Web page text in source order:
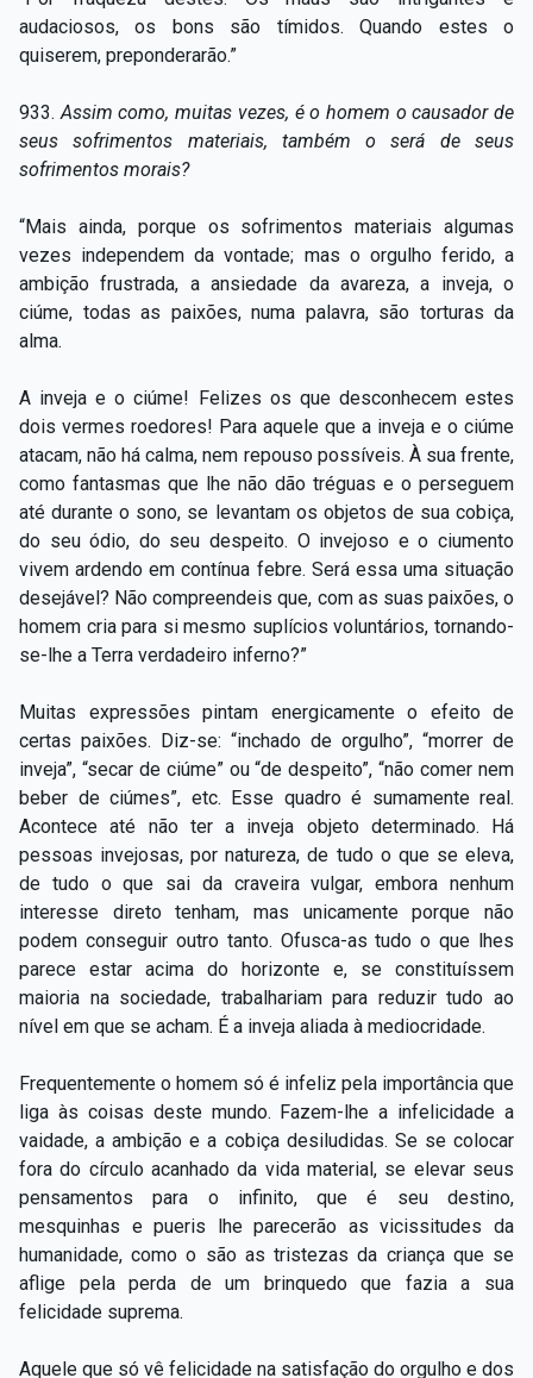
audaciosos, os bons são tímidos. Quando estes o
quiserem, preponderarão.”
933. Assim como, muitas vezes, é o homem o causador de
seus sofrimentos materiais, também o será de seus
sofrimentos morais?
“Mais ainda, porque os sofrimentos materiais algumas
vezes independem da vontade; mas o orgulho ferido, a
ambição frustrada, a ansiedade da avareza, a inveja, o
ciúme, todas as paixões, numa palavra, são torturas da
alma.
A inveja e o ciúme! Felizes os que desconhecem estes
dois vermes roedores! Para aquele que a inveja e o ciúme
atacam, não há calma, nem repouso possíveis. À sua frente,
como fantasmas que lhe não dão tréguas e o perseguem
até durante o sono, se levantam os objetos de sua cobiça,
do seu ódio, do seu despeito. O invejoso e o ciumento
vivem ardendo em contínua febre. Será essa uma situação
desejável? Não compreendeis que, com as suas paixões, o
homem cria para si mesmo suplícios voluntários, tornando-
se-lhe a Terra verdadeiro inferno?”
Muitas expressões pintam energicamente o efeito de
certas paixões. Diz-se: “inchado de orgulho”, “morrer de
inveja”, “secar de ciúme” ou “de despeito”, “não comer nem
beber de ciúmes”, etc. Esse quadro é sumamente real.
Acontece até não ter a inveja objeto determinado. Há
pessoas invejosas, por natureza, de tudo o que se eleva,
de tudo o que sai da craveira vulgar, embora nenhum
interesse direto tenham, mas unicamente porque não
podem conseguir outro tanto. Ofusca-as tudo o que lhes
parece estar acima do horizonte e, se constituíssem
maioria na sociedade, trabalhariam para reduzir tudo ao
nível em que se acham. É a inveja aliada à mediocridade.
Frequentemente o homem só é infeliz pela importância que
liga às coisas deste mundo. Fazem-lhe a infelicidade a
vaidade, a ambição e a cobiça desiludidas. Se se colocar
fora do círculo acanhado da vida material, se elevar seus
pensamentos para o infinito, que é seu destino,
mesquinhas e pueris lhe parecerão as vicissitudes da
humanidade, como o são as tristezas da criança que se
aflige pela perda de um brinquedo que fazia a sua
felicidade suprema.
Aquele que só vê felicidade na satisfação do orgulho e dos